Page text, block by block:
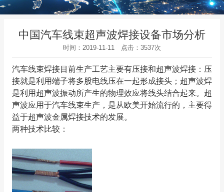
中国汽车线束超声波焊接设备市场分析
时间：2019-11-11 点击： 3537次
汽车线束焊接目前生产工艺主要有压接和超声波焊接：压
接就是利用端子将多股电线压在一起形成接头；超声波焊
是利用超声波振动所产生的物理效应将线头结合起来。超
声波应用于汽车线束生产，是从欧美开始流行的，主要得
益于超声波金属焊接技术的发展。
两种技术比较：